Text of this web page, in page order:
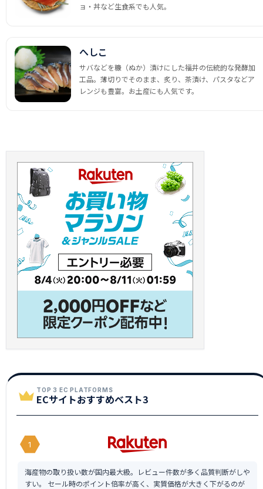
ョ・丼など生食系でも人気。
へしこ
サバなどを糠（ぬか）漬けにした福井の伝統的な発酵加
工品。薄切りでそのまま、炙り、茶漬け、パスタなどア
レンジも豊富。お土産にも人気です。
TOP 3 EC PLATFORMS
ECサイトおすすめベスト3
1
海産物の取り扱い数が国内最大級。レビュー件数が多く品質判断がしや
すい。 セール時のポイント倍率が高く、実質価格が大きく下がるのが